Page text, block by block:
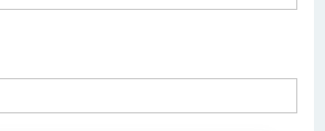
Autoジョブ名人
JobAuto